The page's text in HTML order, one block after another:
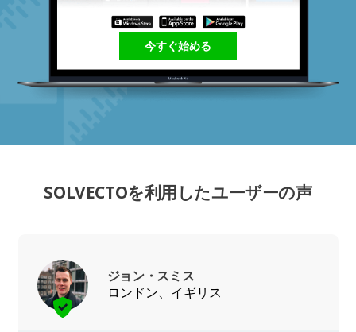
今すぐ始める
SOLVECTOを利用したユーザーの声
ジョン・スミス
ロンドン、イギリス